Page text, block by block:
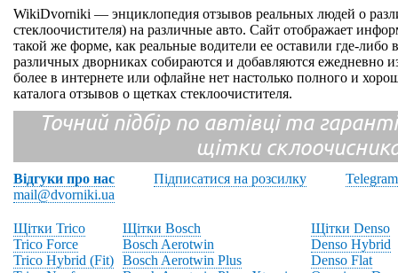
WikiDvorniki — энциклопедия отзывов реальных людей о
стеклоочистителя) на различные авто. Сайт отображает
такой же форме, как реальные водители ее оставили где-либо
различных дворниках собираются и добавляются ежедневно
более в интернете или офлайне нет настолько полного и
каталога отзывов о щетках стеклоочистителя.
Точний підбір по автівці та
щітки
Відгуки про нас Підписатися на розсилку
Telegram
mail@dvorniki.ua
Щітки Trico
Trico Force
Trico Hybrid (Fit)
Щітки Bosch
Bosch Aerotwin
Bosch Aerotwin Plus
Щітки Denso
Denso Hybrid
Denso Flat